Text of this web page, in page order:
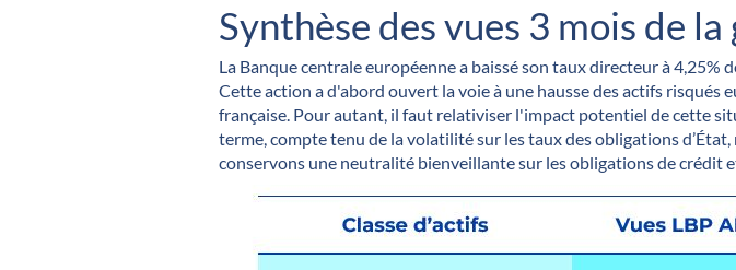
Synthèse des vues 3 mois de
La Banque centrale européenne a baissé son taux directeur à
Cette action a d'abord ouvert la voie à une hausse des actifs
française. Pour autant, il faut relativiser l'impact potentiel de cette
terme, compte tenu de la volatilité sur les taux des obligations
conservons une neutralité bienveillante sur les obligations de